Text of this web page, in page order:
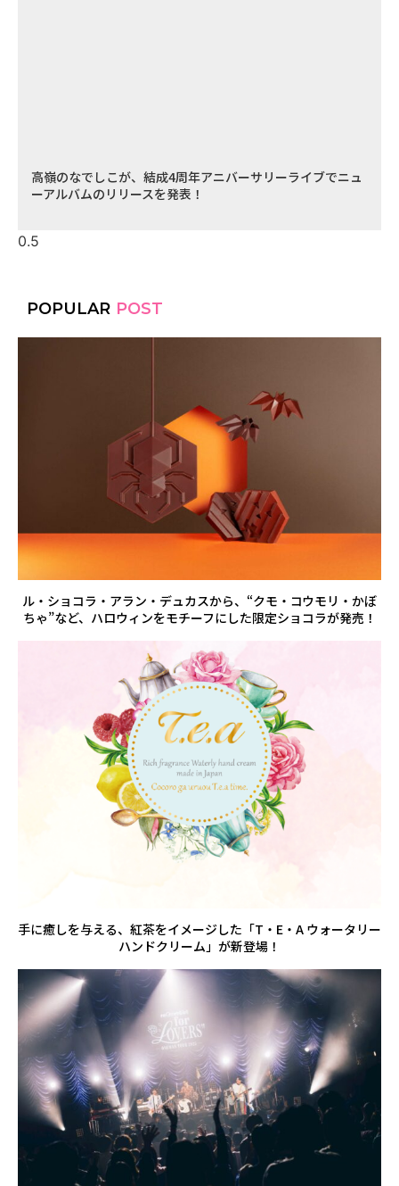
高嶺のなでしこが、結成4周年アニバーサリーライブでニュ
ーアルバムのリリースを発表！
POPULAR POST
ル・ショコラ・アラン・デュカスから、“クモ・コウモリ・かぼ
ちゃ”など、ハロウィンをモチーフにした限定ショコラが発売！
手に癒しを与える、紅茶をイメージした「T・E・A ウォータリー
ハンドクリーム」が新登場！